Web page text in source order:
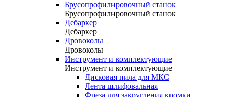
Брусопрофилировочный станок
Брусопрофилировочный станок
Дебаркер
Дебаркер
Дровоколы
Дровоколы
Инструмент и комплектующие
Инструмент и комплектующие
Дисковая пила для МКС
Лента шлифовальная
Фреза для закругления кромки